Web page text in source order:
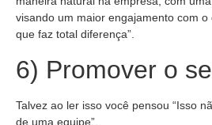
visando um maior engajamento com
que faz total diferença”.
6) Promover o
Talvez ao ler isso você pensou “Isso
de uma equipe”.